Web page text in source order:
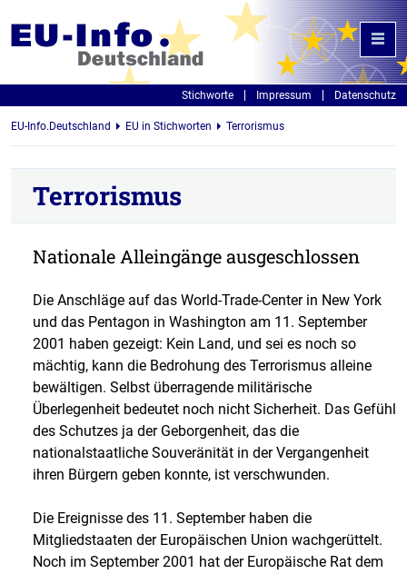
Stichworte Impressum Datenschutz
EU-Info.Deutschland EU in Stichworten Terrorismus
Terrorismus
Nationale Alleingänge ausgeschlossen
Die Anschläge auf das World-Trade-Center in New York
und das Pentagon in Washington am 11. September
2001 haben gezeigt: Kein Land, und sei es noch so
mächtig, kann die Bedrohung des Terrorismus alleine
bewältigen. Selbst überragende militärische
Überlegenheit bedeutet noch nicht Sicherheit. Das Gefühl
des Schutzes ja der Geborgenheit, das die
nationalstaatliche Souveränität in der Vergangenheit
ihren Bürgern geben konnte, ist verschwunden.
Die Ereignisse des 11. September haben die
Mitgliedstaaten der Europäischen Union wachgerüttelt.
Noch im September 2001 hat der Europäische Rat dem